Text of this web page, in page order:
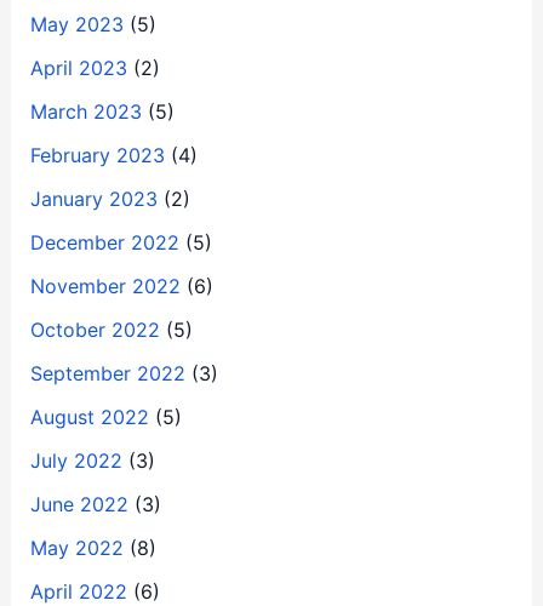
May 2023 (5)
April 2023 (2)
March 2023 (5)
February 2023 (4)
January 2023 (2)
December 2022 (5)
November 2022 (6)
October 2022 (5)
September 2022 (3)
August 2022 (5)
July 2022 (3)
June 2022 (3)
May 2022 (8)
April 2022 (6)